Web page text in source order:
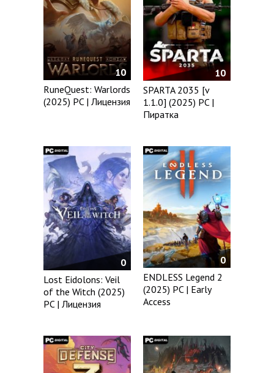
10
RuneQuest: Warlords
(2025) PC | Лицензия
10
SPARTA 2035 [v
1.1.0] (2025) PC |
Пиратка
0
Lost Eidolons: Veil
of the Witch (2025)
PC | Лицензия
0
ENDLESS Legend 2
(2025) PC | Early
Access